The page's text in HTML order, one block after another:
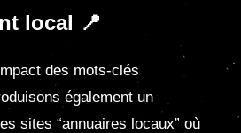
local 📍
des mots-clés
également un
sites “annuaires locaux” où